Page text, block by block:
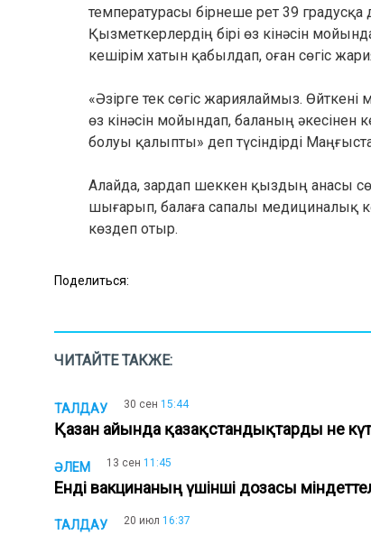
температурасы бірнеше рет 39
Қызметкерлердің бірі өз кінәсін
кешірім хатын қабылдап, оған сөгіс
«Әзірге тек сөгіс жариялаймыз.
өз кінәсін мойындап, баланың
болуы қалыпты» деп түсіндірді
Алайда, зардап шеккен қыздың анасы
шығарып, балаға сапалы медициналық
көздеп отыр.
Поделиться:
ЧИТАЙТЕ ТАКЖЕ:
ТАЛДАУ 30 сен 15:44
Қазан айында қазақстандықтарды не
ӘЛЕМ 13 сен 11:45
Енді вакцинаның үшінші дозасы
ТАЛДАУ 20 июл 16:37